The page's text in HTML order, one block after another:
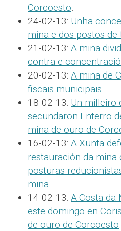
Corcoesto.
24-02-13: Unha
mina e dos postos
21-02-13: A mina
contra e
20-02-13: A mina de
fiscais municipais.
18-02-13: Un milleiro
secundaron Enterro
mina de ouro de
16-02-13: A Xunta
restauración da mina
posturas
mina.
14-02-13: A Costa da
este domingo en
de ouro de Corcoesto.